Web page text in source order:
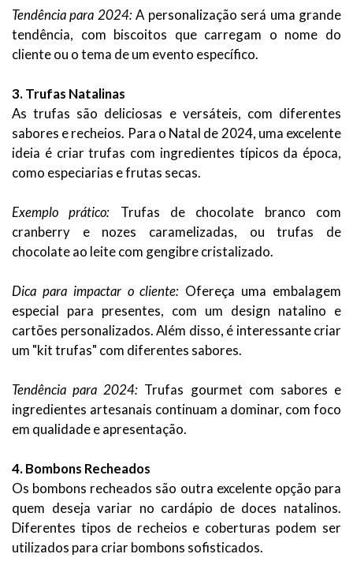
Tendência para 2024:A personalização será uma grande
tendência, com biscoitos que carregam o nome do
cliente ou o tema de um evento específico.
3. Trufas Natalinas
As trufas são deliciosas e versáteis, com diferentes
sabores e recheios. Para o Natal de 2024, uma excelente
ideia é criar trufas com ingredientes típicos da época,
como especiarias e frutas secas.
Exemplo prático: Trufas de chocolate branco com
cranberry e nozes caramelizadas, ou trufas de
chocolate ao leite com gengibre cristalizado.
Dica para impactar o cliente: Ofereça uma embalagem
especial para presentes, com um design natalino e
cartões personalizados. Além disso, é interessante criar
um "kit trufas" com diferentes sabores.
Tendência para 2024: Trufas gourmet com sabores e
ingredientes artesanais continuam a dominar, com foco
em qualidade e apresentação.
4. Bombons Recheados
Os bombons recheados são outra excelente opção para
quem deseja variar no cardápio de doces natalinos.
Diferentes tipos de recheios e coberturas podem ser
utilizados para criar bombons sofisticados.